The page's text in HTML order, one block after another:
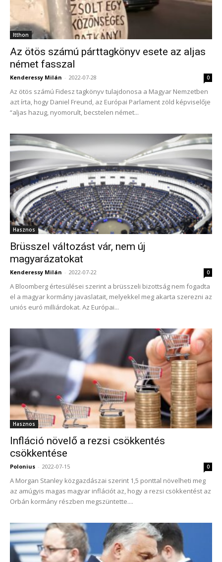
Itthon
Az ötös számú párttagkönyv esete az aljas
német fasszal
Kenderessy Milán - 2022-07-28 0
Az ötös számú Fidesz tagkönyv tulajdonosa a Magyar Nemzetben
azt írta, hogy Daniel Freund, az Európai Parlament zöld képviselője
“aljas hazug, nyomorult, becstelen német...
Hasznos
Brüsszel változást vár, nem új
magyarázatokat
Kenderessy Milán - 2022-07-22 0
A Bloomberg értesülései szerint a brüsszeli bizottság nem fogadta
el a magyar kormány javaslatait, melyekkel meg akarta szerezni az
uniós euró milliárdokat. Az Európai...
Hasznos
Infláció növelő a rezsi csökkentés
csökkentése
Polonius - 2022-07-15 0
A Morgan Stanley közgazdászai szerint 1,5 ponttal növelheti meg
az amúgyis magas magyar inflációt az, hogy a rezsi csökkentést az
Orbán kormány részben megszüntette....